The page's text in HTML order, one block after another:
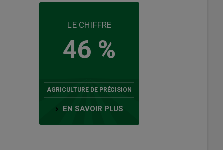
LE CHIFFRE
46 %
AGRICULTURE DE PRÉCISION
EN SAVOIR PLUS